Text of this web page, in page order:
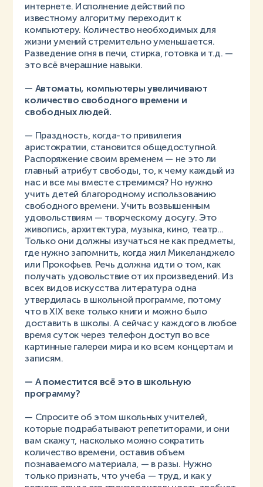
интернете. Исполнение действий по
известному алгоритму переходит к
компьютеру. Количество необходимых для
жизни умений стремительно уменьшается.
Разведение огня в печи, стирка, готовка и т.д. —
это всё вчерашние навыки.
— Автоматы, компьютеры увеличивают
количество свободного времени и
свободных людей.
— Праздность, когда-то привилегия
аристократии, становится общедоступной.
Распоряжение своим временем — не это ли
главный атрибут свободы, то, к чему каждый из
нас и все мы вместе стремимся? Но нужно
учить детей благородному использованию
свободного времени. Учить возвышенным
удовольствиям — творческому досугу. Это
живопись, архитектура, музыка, кино, театр...
Только они должны изучаться не как предметы,
где нужно запомнить, когда жил Микеланджело
или Прокофьев. Речь должна идти о том, как
получать удовольствие от их произведений. Из
всех видов искусства литература одна
утвердилась в школьной программе, потому
что в XIX веке только книги и можно было
доставить в школы. А сейчас у каждого в любое
время суток через телефон доступ во все
картинные галереи мира и ко всем концертам и
записям.
— А поместится всё это в школьную
программу?
— Спросите об этом школьных учителей,
которые подрабатывают репетиторами, и они
вам скажут, насколько можно сократить
количество времени, оставив объем
познаваемого материала, — в разы. Нужно
только признать, что учеба — труд, и как у